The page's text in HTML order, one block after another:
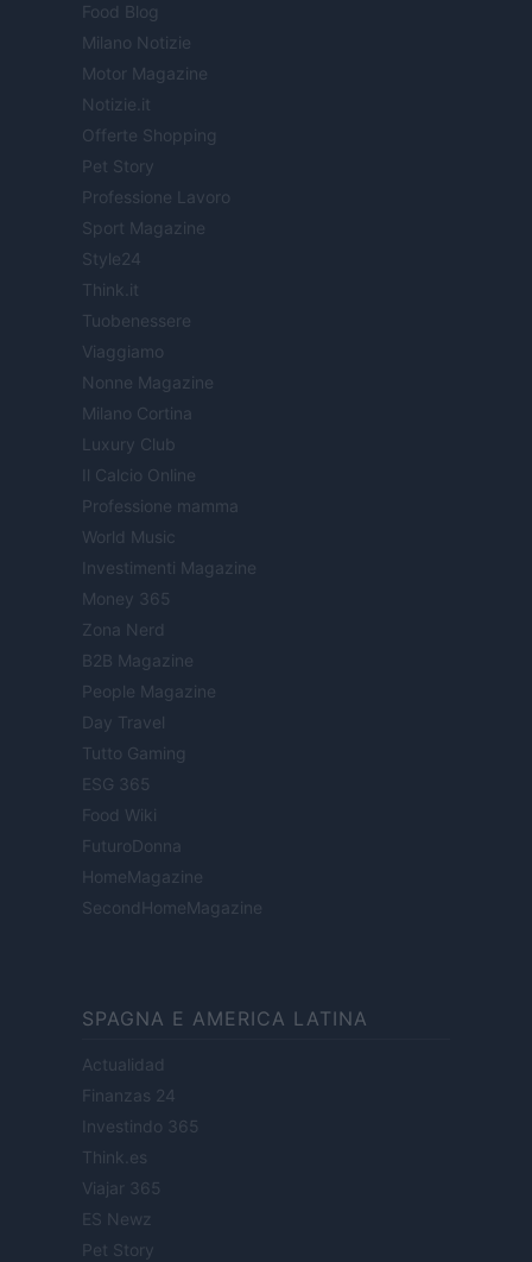
Food Blog
Milano Notizie
Motor Magazine
Notizie.it
Offerte Shopping
Pet Story
Professione Lavoro
Sport Magazine
Style24
Think.it
Tuobenessere
Viaggiamo
Nonne Magazine
Milano Cortina
Luxury Club
Il Calcio Online
Professione mamma
World Music
Investimenti Magazine
Money 365
Zona Nerd
B2B Magazine
People Magazine
Day Travel
Tutto Gaming
ESG 365
Food Wiki
FuturoDonna
HomeMagazine
SecondHomeMagazine
SPAGNA E AMERICA LATINA
Actualidad
Finanzas 24
Investindo 365
Think.es
Viajar 365
ES Newz
Pet Story